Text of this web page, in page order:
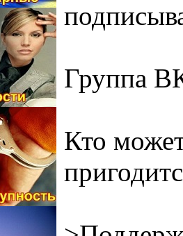
Группа
Кто